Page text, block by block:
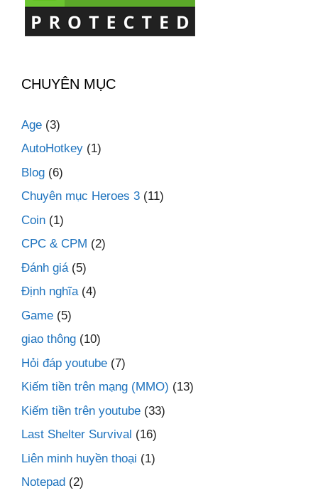
CHUYÊN MỤC
Age (3)
AutoHotkey (1)
Blog (6)
Chuyên mục Heroes 3 (11)
Coin (1)
CPC & CPM (2)
Đánh giá (5)
Định nghĩa(4)
Game (5)
giao thông (10)
Hỏi đáp youtube (7)
Kiếm tiền trên mạng (MMO) (13)
Kiếm tiền trên youtube (33)
Last Shelter Survival (16)
Liên minh huyền thoại (1)
Notepad (2)